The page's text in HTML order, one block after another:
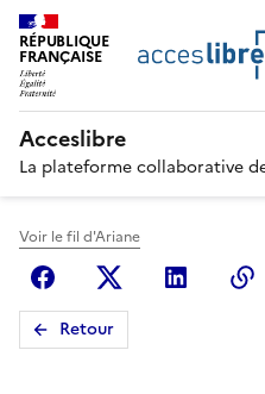
RÉPUBLIQUE
FRANÇAISE
Acceslibre
La plateforme collaborative
Voir le fil d'Ariane
FacebookX Linkedin
Retour